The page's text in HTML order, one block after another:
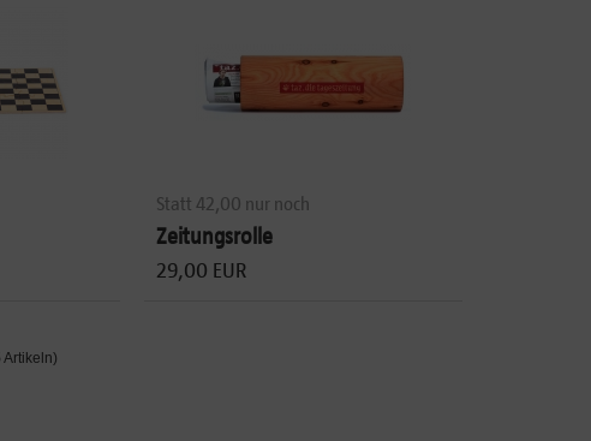
Statt 42,00 nur noch
Zeitungsrolle
29,00 EUR
Artikeln)